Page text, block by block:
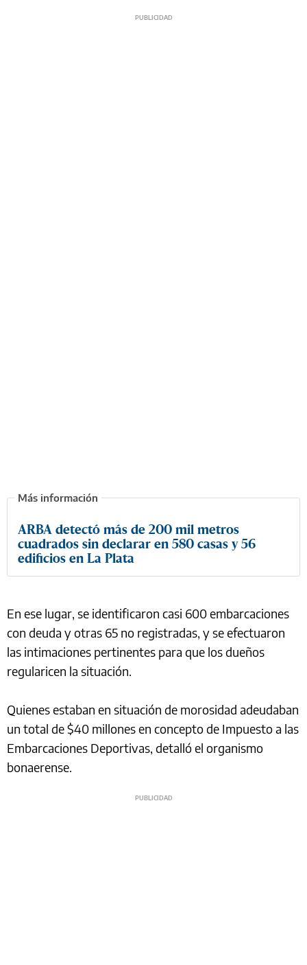
ARBA detectó más de 200 mil metros
cuadrados sin declarar en 580 casas y 56
edificios en La Plata
En ese lugar, se identificaron casi 600 embarcaciones
con deuda y otras 65 no registradas, y se efectuaron
las intimaciones pertinentes para que los dueños
regularicen la situación.
Quienes estaban en situación de morosidad adeudaban
un total de $40 millones en concepto de Impuesto a las
Embarcaciones Deportivas, detalló el organismo
bonaerense.